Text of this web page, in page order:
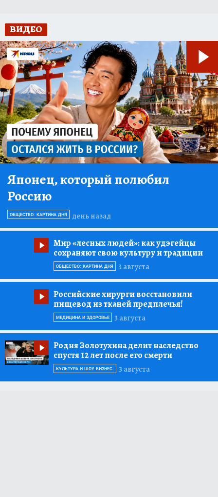
ВИДЕО
Японец, который полюбил
Россию
день назад
ОБЩЕСТВО: КАРТИНА ДНЯ
Мир «лесных людей»:как удэгейцы
сохраняют свою культуру и традиции
3 августа
ОБЩЕСТВО: КАРТИНА ДНЯ
Российские хирурги восстановили
пищевод из тканей предплечья!
3 августа
МЕДИЦИНА И ЗДОРОВЬЕ
Родня Золотухина делит наследство
спустя 12 лет после его смерти
3 августа
КУЛЬТУРА И ШОУ-БИЗНЕС.